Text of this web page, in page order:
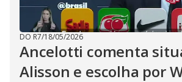
DO R7/18/05/2026
Ancelotti comenta
Alisson e escolha por